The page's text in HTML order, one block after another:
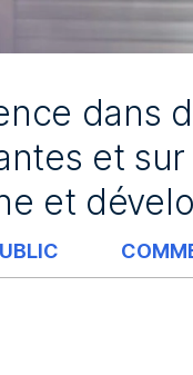
dans
et
et